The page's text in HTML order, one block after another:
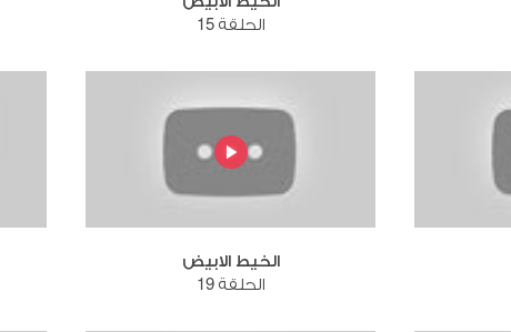
الحلقة 15
الخيط الابيض
الحلقة 19